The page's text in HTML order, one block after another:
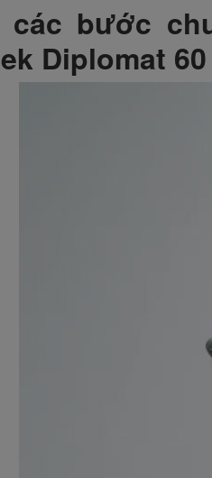
các bước
Diplomat